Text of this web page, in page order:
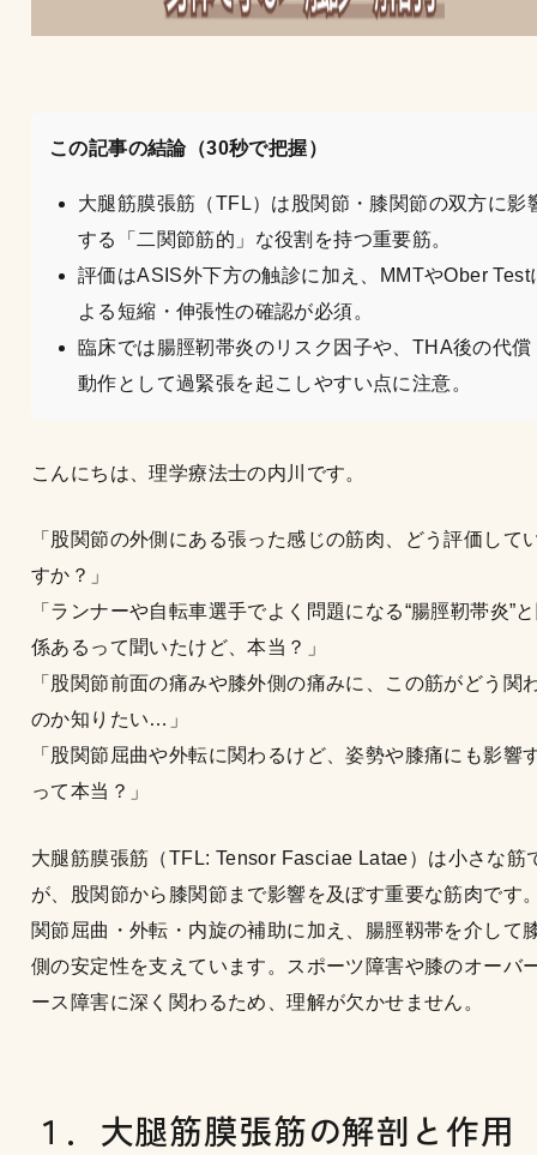
この記事の結論（30秒で把握）
大腿筋膜張筋（TFL）は股関節・膝関節の双方に影
する「二関節筋的」な役割を持つ重要筋。
評価はASIS外下方の触診に加え、MMTやOber Test
よる短縮・伸張性の確認が必須。
臨床では腸脛靭帯炎のリスク因子や、THA後の代償
動作として過緊張を起こしやすい点に注意。
こんにちは、理学療法士の内川です。
「股関節の外側にある張った感じの筋肉、どう評価して
すか？」
「ランナーや自転車選手でよく問題になる“腸脛靭帯炎”
係あるって聞いたけど、本当？」
「股関節前面の痛みや膝外側の痛みに、この筋がどう関
のか知りたい…」
「股関節屈曲や外転に関わるけど、姿勢や膝痛にも影響
って本当？」
大腿筋膜張筋（TFL: Tensor Fasciae Latae）は小さな筋
が、股関節から膝関節まで影響を及ぼす重要な筋肉です
関節屈曲・外転・内旋の補助に加え、腸脛靱帯を介して
側の安定性を支えています。スポーツ障害や膝のオーバ
ース障害に深く関わるため、理解が欠かせません。
１．大腿筋膜張筋の解剖と作用